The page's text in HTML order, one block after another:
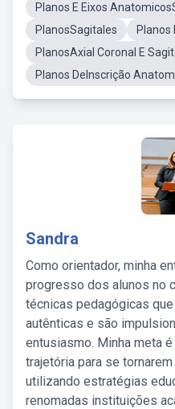
Planos E Eixos
PlanosSagitales
Planos
PlanosAxial Coronal E
Planos DeInscrição
Sandra
Como orientador, minha
progresso dos alunos no
técnicas pedagógicas
autênticas e são
entusiasmo. Minha meta
trajetória para se
utilizando estratégias
renomadas instituições